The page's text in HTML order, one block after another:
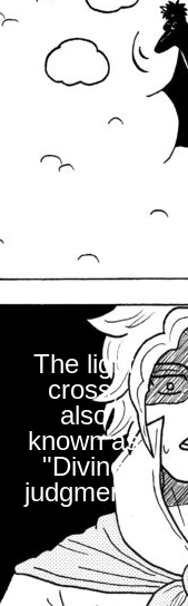
The light
cross,
also
known as
"Divine
judgment"